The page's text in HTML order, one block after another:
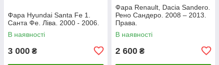
Фара Hyundai Santa Fe 1.
Санта Фе. Ліва. 2000 - 2006.
В наявності
3 000 ₴
Фара Renault, Dacia Sandero.
Рено Сандеро. 2008 – 2013.
Права.
В наявності
2 600 ₴